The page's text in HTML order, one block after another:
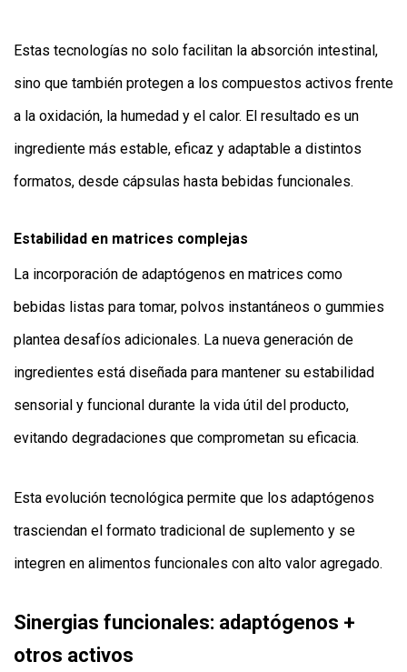
Estas tecnologías no solo facilitan la absorción intestinal,
sino que también protegen a los compuestos activos frente
a la oxidación, la humedad y el calor. El resultado es un
ingrediente más estable, eficaz y adaptable a distintos
formatos, desde cápsulas hasta bebidas funcionales.
Estabilidad en matrices complejas
La incorporación de adaptógenos en matrices como
bebidas listas para tomar, polvos instantáneos o gummies
plantea desafíos adicionales. La nueva generación de
ingredientes está diseñada para mantener su estabilidad
sensorial y funcional durante la vida útil del producto,
evitando degradaciones que comprometan su eficacia.
Esta evolución tecnológica permite que los adaptógenos
trasciendan el formato tradicional de suplemento y se
integren en alimentos funcionales con alto valor agregado.
Sinergias funcionales: adaptógenos +
otros activos